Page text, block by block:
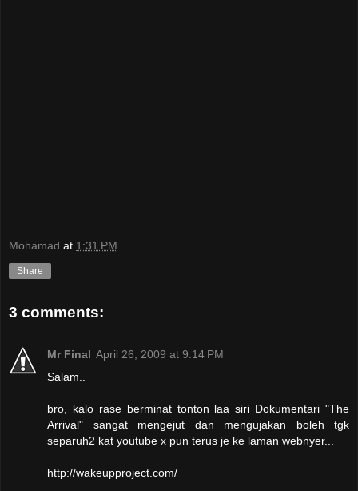
Mohamad at 1:31 PM
Share
3 comments:
Mr Final April 26, 2009 at 9:14 PM
Salam..
bro, kalo rase berminat tonton laa siri Dokumentari "The
Arrival" sangat mengejut dan mengujakan boleh tgk
separuh2 kat youtube x pun terus je ke laman webnyer...
http://wakeupproject.com/